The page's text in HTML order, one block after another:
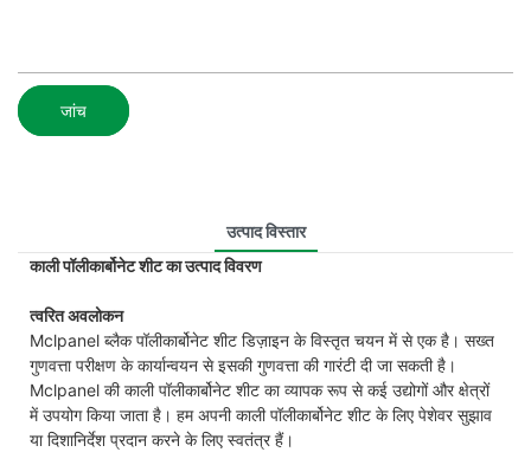
जांच
उत्पाद विस्तार
काली पॉलीकार्बोनेट शीट का उत्पाद विवरण
त्वरित अवलोकन
Mclpanel ब्लैक पॉलीकार्बोनेट शीट डिज़ाइन के विस्तृत चयन में से एक है। सख्त
गुणवत्ता परीक्षण के कार्यान्वयन से इसकी गुणवत्ता की गारंटी दी जा सकती है।
Mclpanel की काली पॉलीकार्बोनेट शीट का व्यापक रूप से कई उद्योगों और क्षेत्रों
में उपयोग किया जाता है। हम अपनी काली पॉलीकार्बोनेट शीट के लिए पेशेवर सुझाव
या दिशानिर्देश प्रदान करने के लिए स्वतंत्र हैं।